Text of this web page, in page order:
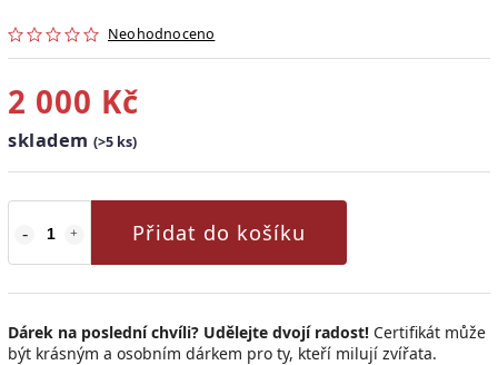
Neohodnoceno
2 000 Kč
skladem (>5 ks)
Přidat do košíku
Dárek na poslední chvíli? Udělejte dvojí radost! Certifikát může
být krásným a osobním dárkem pro ty, kteří milují zvířata.